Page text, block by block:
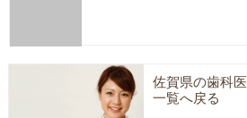
佐賀県の歯科
一覧へ戻る